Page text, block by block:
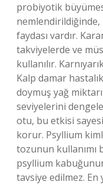
probiyotik
faydası vardır.
takviyelerde ve
kullanılır.
Kalp damar
doymuş yağ
seviyelerini
otu, bu etkisi
korur. Psyllium
tozunun kullanımı
psyllium
tavsiye edilmez. En